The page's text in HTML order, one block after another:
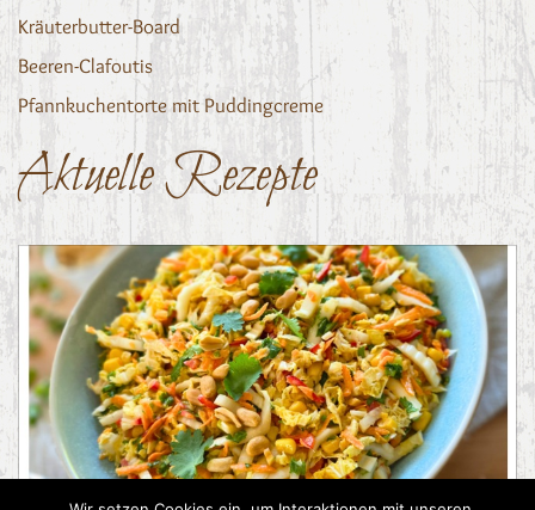
Kräuterbutter-Board
Beeren-Clafoutis
Pfannkuchentorte mit Puddingcreme
Aktuelle Rezepte
Asiatischer Chinakohl-Salat